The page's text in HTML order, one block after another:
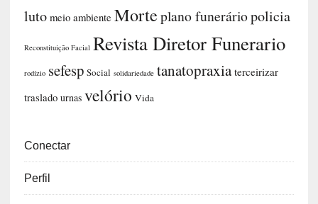
luto meio ambiente Morteplano funeráriopolicia
Reconstituição Facial Revista Diretor Funerario
rodízio sefesp Social solidariedade tanatopraxia terceirizar
traslado urnas velório Vida
Conectar
Perfil